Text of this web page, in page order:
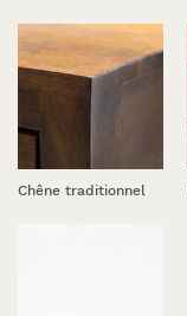
Chêne traditionnel